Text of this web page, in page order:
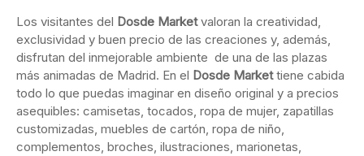
Los visitantes del Dosde Marketvaloran la creatividad,
exclusividad y buen precio de las creaciones y, además,
disfrutan del inmejorable ambiente de una de las plazas
más animadas de Madrid. En el Dosde Markettiene cabida
todo lo que puedas imaginar en diseño original y a precios
asequibles: camisetas, tocados, ropa de mujer, zapatillas
customizadas, muebles de cartón, ropa de niño,
complementos, broches, ilustraciones, marionetas,